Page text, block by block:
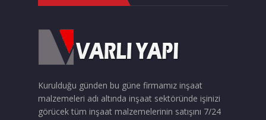
Kurulduğu günden bu güne firmamız inşaat
malzemeleri adı altında inşaat sektöründe işinizi
görücek tüm inşaat malzemelerinin satışını 7/24